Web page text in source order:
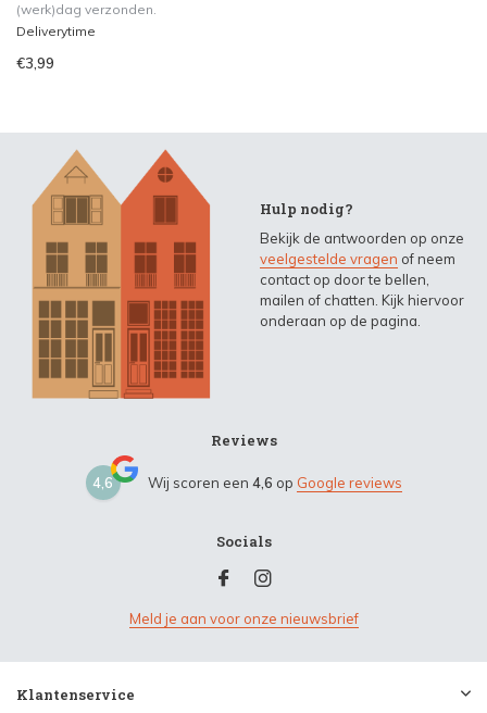
(werk)dag verzonden.
Deliverytime
€3,99
Hulp nodig?
Bekijk de antwoorden op onze
veelgestelde vragen of neem
contact op door te bellen,
mailen of chatten. Kijk hiervoor
onderaan op de pagina.
Reviews
4,6 Wij scoren een 4,6 op Google reviews
Socials
Meld je aan voor onze nieuwsbrief
Klantenservice